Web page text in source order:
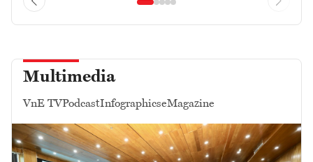
Multimedia
VnE TVPodcastInfographicseMagazine